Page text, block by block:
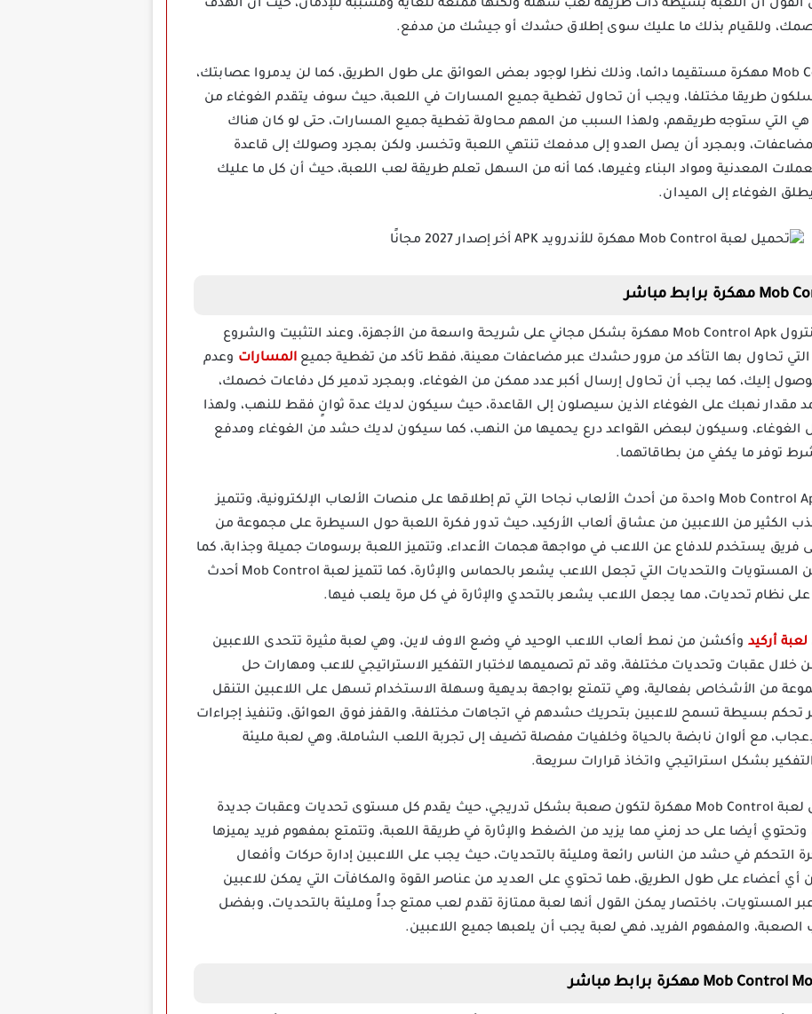
القول أن اللعبة بسيطة ذات طريقة لعب سهلة ولكنها ممتعة للغاية ومسببة للإدمان، حيث أن الهدف
وللقيام بذلك ما عليك سوى إطلاق حشدك أو جيشك من مدفع.
لن يكون المسار في لعبة Mob Control مهكرة مستقيما دائما، وذلك نظرا لوجود بعض العوائق على طول الطريق، كما لن يدمروا عصابتك،
طريقا مختلفا، ويجب أن تحاول تغطية جميع المسارات في اللعبة، حيث سوف يتقدم الغوغاء من
هي التي ستوجه طريقهم، ولهذا السبب من المهم محاولة تغطية جميع المسارات، حتى لو كان هناك
وبمجرد أن يصل العدو إلى مدفعك تنتهي اللعبة وتخسر، ولكن بمجرد وصولك إلى قاعدة
المعدنية ومواد البناء وغيرها، كما أنه من السهل تعلم طريقة لعب اللعبة، حيث أن كل ما عليك
الغوغاء إلى الميدان.
يمكن تحميل لعبة أركيد موب كونترول Mob Control Apk مهكرة بشكل مجاني على شريحة واسعة من الأجهزة، وعند التثبيت والشروع
التي تحاول بها التأكد من مرور حشدك عبر مضاعفات معينة، فقط تأكد من تغطية جميع المسارات وعدم
إليك، كما يجب أن تحاول إرسال أكبر عدد ممكن من الغوغاء، وبمجرد تدمير كل دفاعات خصمك،
مقدار نهبك على الغوغاء الذين سيصلون إلى القاعدة، حيث سيكون لديك عدة ثوانٍ فقط للنهب، ولهذا
وسيكون لبعض القواعد درع يحميها من النهب، كما سيكون لديك حشد من الغوغاء ومدفع
توفر ما يكفي من بطاقاتهما.
تعتبر لعبة موب كونترول Mob Control Apk Mod واحدة من أحدث الألعاب نجاحا التي تم إطلاقها على منصات الألعاب الإلكترونية، وتتميز
الكثير من اللاعبين من عشاق ألعاب الأركيد، حيث تدور فكرة اللعبة حول السيطرة على مجموعة من
فريق يستخدم للدفاع عن اللاعب في مواجهة هجمات الأعداء، وتتميز اللعبة برسومات جميلة وجذابة، كما
أنها تحتوي على مجموعة كبيرة من المستويات والتحديات التي تجعل اللاعب يشعر بالحماس والإثارة، كما تتميز لعبة Mob Control أحدث
نظام تحديات، مما يجعل اللاعب يشعر بالتحدي والإثارة في كل مرة يلعب فيها.
لعبة أركيد وأكشن من نمط ألعاب اللاعب الوحيد في وضع الاوف لاين، وهي لعبة مثيرة تتحدى اللاعبين
عقبات وتحديات مختلفة، وقد تم تصميمها لاختبار التفكير الاستراتيجي للاعب ومهارات حل
من الأشخاص بفعالية، وهي تتمتع بواجهة بديهية وسهلة الاستخدام تسهل على اللاعبين التنقل
تحكم بسيطة تسمح للاعبين بتحريك حشدهم في اتجاهات مختلفة، والقفز فوق العوائق، وتنفيذ إجراءات
مع ألوان نابضة بالحياة وخلفيات مفصلة تضيف إلى تجربة اللعب الشاملة، وهي لعبة مليئة
بشكل استراتيجي واتخاذ قرارات سريعة.
تم تصميم المستويات في تحميل لعبة Mob Control مهكرة لتكون صعبة بشكل تدريجي، حيث يقدم كل مستوى تحديات وعقبات جديدة
وتحتوي أيضا على حد زمني مما يزيد من الضغط والإثارة في طريقة اللعبة، وتتمتع بمفهوم فريد يميزها
التحكم في حشد من الناس رائعة ومليئة بالتحديات، حيث يجب على اللاعبين إدارة حركات وأفعال
أعضاء على طول الطريق، طما تحتوي على العديد من عناصر القوة والمكافآت التي يمكن للاعبين
المستويات، باختصار يمكن القول أنها لعبة ممتازة تقدم لعب ممتع جداً ومليئة بالتحديات، وبفضل
الصعبة، والمفهوم الفريد، فهي لعبة يجب أن يلعبها جميع اللاعبين.